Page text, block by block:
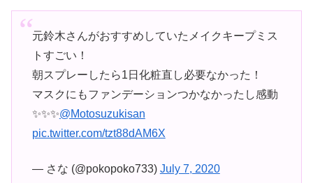
元鈴木さんがおすすめしていたメイクキープミス
トすごい！
朝スプレーしたら1日化粧直し必要なかった！
マスクにもファンデーションつかなかったし感動
✨✨✨@Motosuzukisan
pic.twitter.com/tzt88dAM6X
— さな (@pokopoko733) July 7, 2020